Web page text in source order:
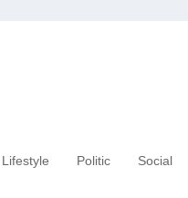
Lifestyle Politic Social